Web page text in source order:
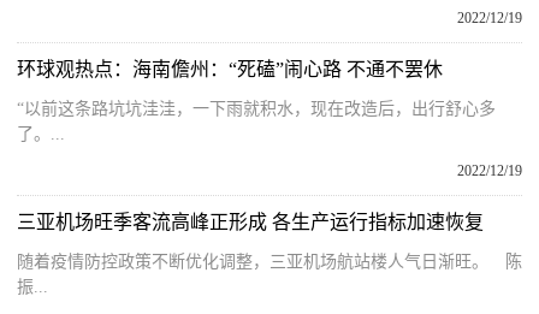
2022/12/19
环球观热点：海南儋州：“死磕”闹心路 不通不罢休
“以前这条路坑坑洼洼，一下雨就积水，现在改造后，出行舒心多
了。...
2022/12/19
三亚机场旺季客流高峰正形成 各生产运行指标加速恢复
随着疫情防控政策不断优化调整，三亚机场航站楼人气日渐旺。 陈
振...